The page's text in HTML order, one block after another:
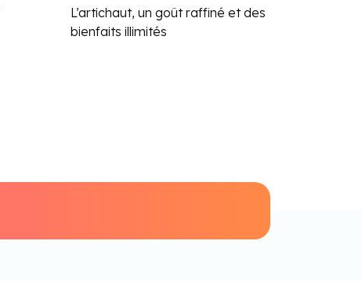
L’artichaut, un goût raffiné et des
bienfaits illimités